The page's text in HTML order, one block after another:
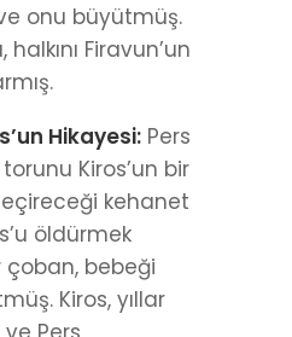
onu büyütmüş.
Firavun’un
Hikayesi: Pers
torunu Kiros’un bir
kehanet
öldürmek
çoban, bebeği
Kiros, yıllar